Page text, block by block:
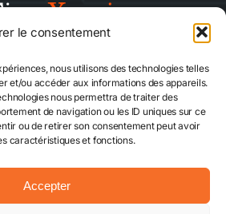
le consentement
nous utilisons des technologies telles
et/ou accéder aux informations des appareils.
nous permettra de traiter des
de navigation ou les ID uniques sur ce
ou de retirer son consentement peut avoir
caractéristiques et fonctions.
Accepter
Quiz Game
Réserver
CGVU